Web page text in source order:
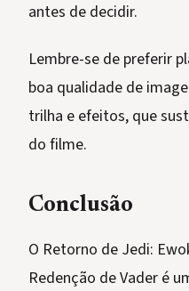
antes de decidir.
Lembre-se de preferir
boa qualidade de
trilha e efeitos, que
do filme.
Conclusão
O Retorno de Jedi:
Redenção de Vader é